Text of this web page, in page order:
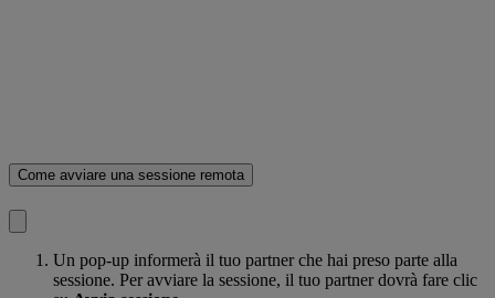
Come avviare una sessione remota
Un pop-up informerà il tuo partner che hai preso parte alla
sessione. Per avviare la sessione, il tuo partner dovrà fare clic